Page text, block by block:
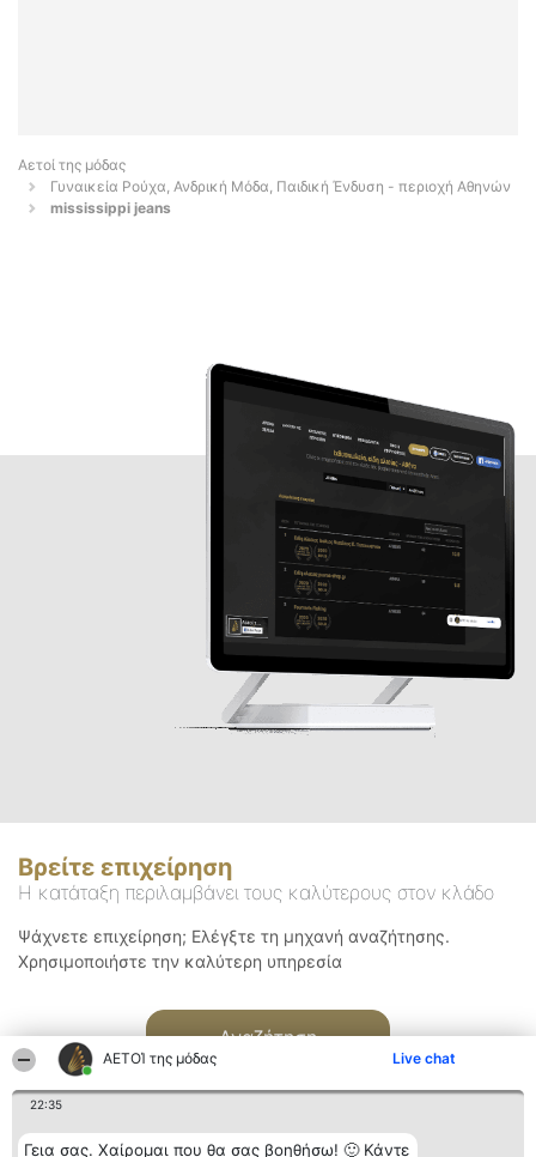
ΑΕΤΟΊ της μόδας Live chat
22:35
Γεια σας. Χαίρομαι που θα σας βοηθήσω! 🙂 Κάντε
Αετοί της μόδας
Γυναικεία Ρούχα, Ανδρική Μόδα, Παιδική Ένδυση - περιοχή Αθηνών
mississippi jeans
Βρείτε επιχείρηση
Η κατάταξη περιλαμβάνει τους καλύτερους στον κλάδο
Ψάχνετε επιχείρηση; Ελέγξτε τη μηχανή αναζήτησης.
Χρησιμοποιήστε την καλύτερη υπηρεσία
Αναζήτηση